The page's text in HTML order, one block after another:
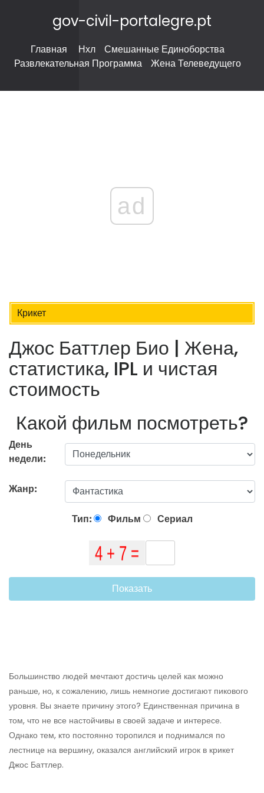
gov-civil-portalegre.pt
Главная Нхл
Смешанные Единоборства
Развлекательная Программа
Жена Телеведущего
ad
Крикет
Джос Баттлер Био | Жена,
статистика, IPL и чистая
стоимость
Какой фильм посмотреть?
День
недели:
Жанр:
Тип: Фильм Сериал
Показать
Большинство людей мечтают достичь целей как можно
раньше, но, к сожалению, лишь немногие достигают пикового
уровня. Вы знаете причину этого? Единственная причина в
том, что не все настойчивы в своей задаче и интересе.
Однако тем, кто постоянно торопился и поднимался по
лестнице на вершину, оказался английский игрок в крикет
Джос Баттлер.